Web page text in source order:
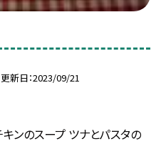
更新日 2023/09/21
ンのスープ ツナとパスタの